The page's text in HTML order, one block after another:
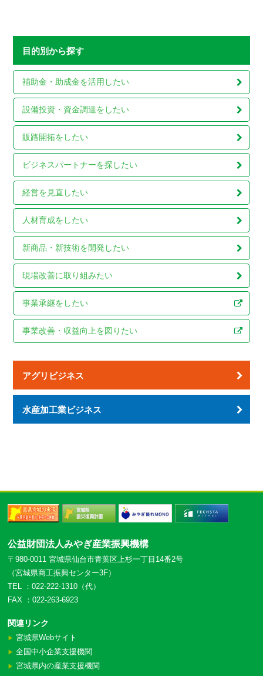
目的別から探す
補助金・助成金を活用したい
設備投資・資金調達を したい
販路開拓をしたい
ビジネスパートナーを探したい
経営を見直したい
人材育成をしたい
新商品・新技術を開発したい
現場改善に取り組みたい
事業承継をしたい
事業改善・収益向上を図りたい
アグリビジネス
水産加工業ビジネス
公益財団法人みやぎ産業振興機構
〒980-0011 宮城県仙台市青葉区上杉一丁目14番2号
（宮城県商工振興センター3F）
TEL ：022-222-1310（代）
FAX ：022-263-6923
関連リンク
▶︎ 宮城県Webサイト
▶︎ 全国中小企業支援機関
▶︎ 宮城県内の産業支援機関